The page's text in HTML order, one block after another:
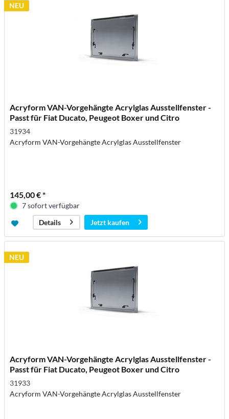
NEU
Acryform VAN-Vorgehängte Acrylglas Ausstellfenster -
Passt für Fiat Ducato, Peugeot Boxer und Citro
31934
Acryform VAN-Vorgehängte Acrylglas Ausstellfenster
145,00 € *
7 sofort verfügbar
Details
Jetzt kaufen
NEU
Acryform VAN-Vorgehängte Acrylglas Ausstellfenster -
Passt für Fiat Ducato, Peugeot Boxer und Citro
31933
Acryform VAN-Vorgehängte Acrylglas Ausstellfenster